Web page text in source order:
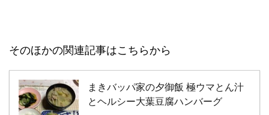
そのほかの関連記事はこちらから
まきバッパ家の夕御飯 極ウマとん汁
とヘルシー大葉豆腐ハンバーグ